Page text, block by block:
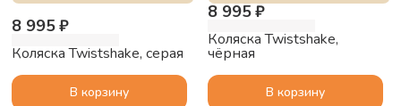
8 995 ₽
Коляска Twistshake, серая
В корзину
8 995 ₽
Коляска Twistshake,
чёрная
В корзину